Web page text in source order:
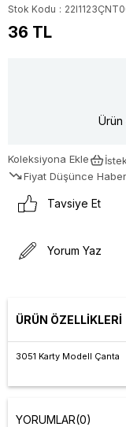
Stok Kodu
36 TL
Ürün
Koleksiyona Ekle
Fiyat Düşünce
Tavsiye Et
Yorum Yaz
ÜRÜN ÖZELLIKLERI
3051 Karty Modell Çanta
YORUMLAR(0)